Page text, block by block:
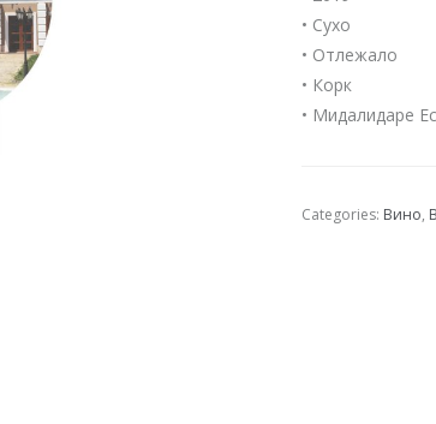
• Сухо
• Отлежало
• Корк
• Мидалидаре
Categories: Вино,